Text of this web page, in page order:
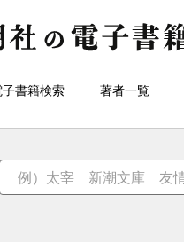
子書籍検索 著者一覧